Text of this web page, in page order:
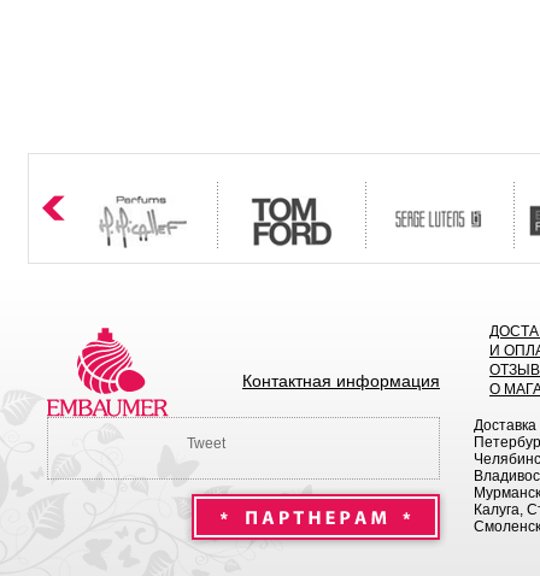
Контактная информация
И
О
Tweet
Калуга,